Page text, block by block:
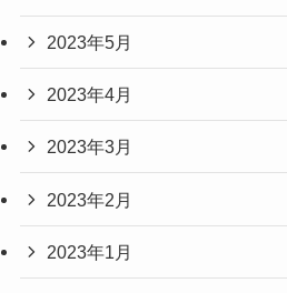
2023年5月
2023年4月
2023年3月
2023年2月
2023年1月